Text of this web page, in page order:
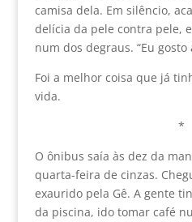
camisa dela. Em silêncio,
delícia da pele contra pele,
num dos degraus. “Eu gosto
Foi a melhor coisa que já
vida.
*
O ônibus saía às dez da
quarta-feira de cinzas.
exaurido pela Gê. A gente
da piscina, ido tomar café